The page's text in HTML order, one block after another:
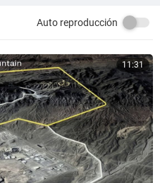
Auto reproducción
11:31